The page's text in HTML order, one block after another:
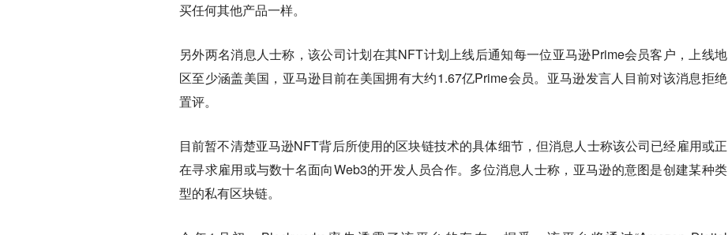
买任何其他产品一样。
另外两名消息人士称，该公司计划在其NFT计划上线后通知每一位亚马逊Prime会员客户，上线地
区至少涵盖美国，亚马逊目前在美国拥有大约1.67亿Prime会员。亚马逊发言人目前对该消息拒绝
置评。
目前暂不清楚亚马逊NFT背后所使用的区块链技术的具体细节，但消息人士称该公司已经雇用或正
在寻求雇用或与数十名面向Web3的开发人员合作。多位消息人士称，亚马逊的意图是创建某种类
型的私有区块链。